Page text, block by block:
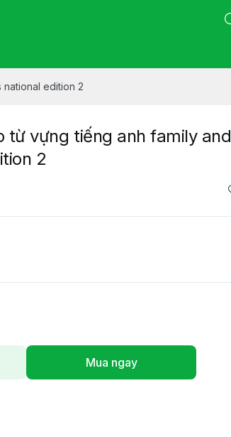
edition 2
từ vựng tiếng anh family and
2
Mua ngay